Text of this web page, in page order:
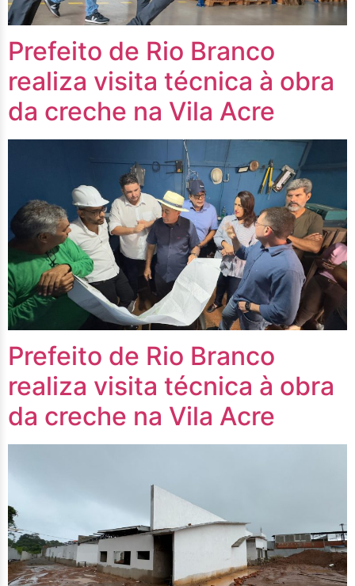
Prefeito de Rio Branco
realiza visita técnica à obra
da creche na Vila Acre
Prefeito de Rio Branco
realiza visita técnica à obra
da creche na Vila Acre